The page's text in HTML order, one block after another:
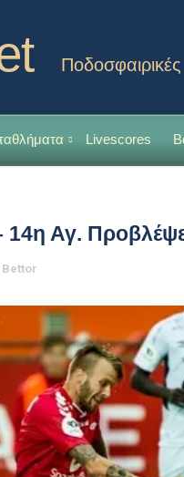
Livescores
14η Αγ.
Bettor